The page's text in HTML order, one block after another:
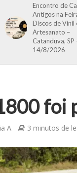
Encontro de
Antigos na
Discos de Vinil
Artesanato –
Catanduva, SP
14/8/2026
foi
A 3 minutos de